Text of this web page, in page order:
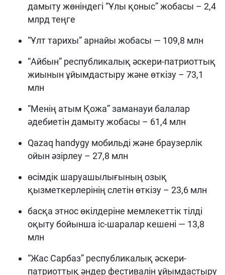
дамыту жөніндегі “Ұлы қоныс” жобасы – 2,4
млрд теңге
“Ұлт тарихы” арнайы жобасы — 109,8 млн
“Айбын” республикалық әскери-патриоттық
жиынын ұйымдастыру және өткізу – 73,1
млн
“Менің атым Қожа” заманауи балалар
әдебиетін дамыту жобасы – 61,4 млн
Qazaq handygy мобильді және браузерлік
ойын әзірлеу – 27,8 млн
өсімдік шаруашылығының озық
қызметкерлерінің слетін өткізу – 23,6 млн
басқа этнос өкілдеріне мемлекеттік тілді
оқыту бойынша іс-шаралар кешені — 13,8
млн
“Жас Сарбаз” республикалық әскери-
патриоттық әндер фестивалін ұйымдастыру